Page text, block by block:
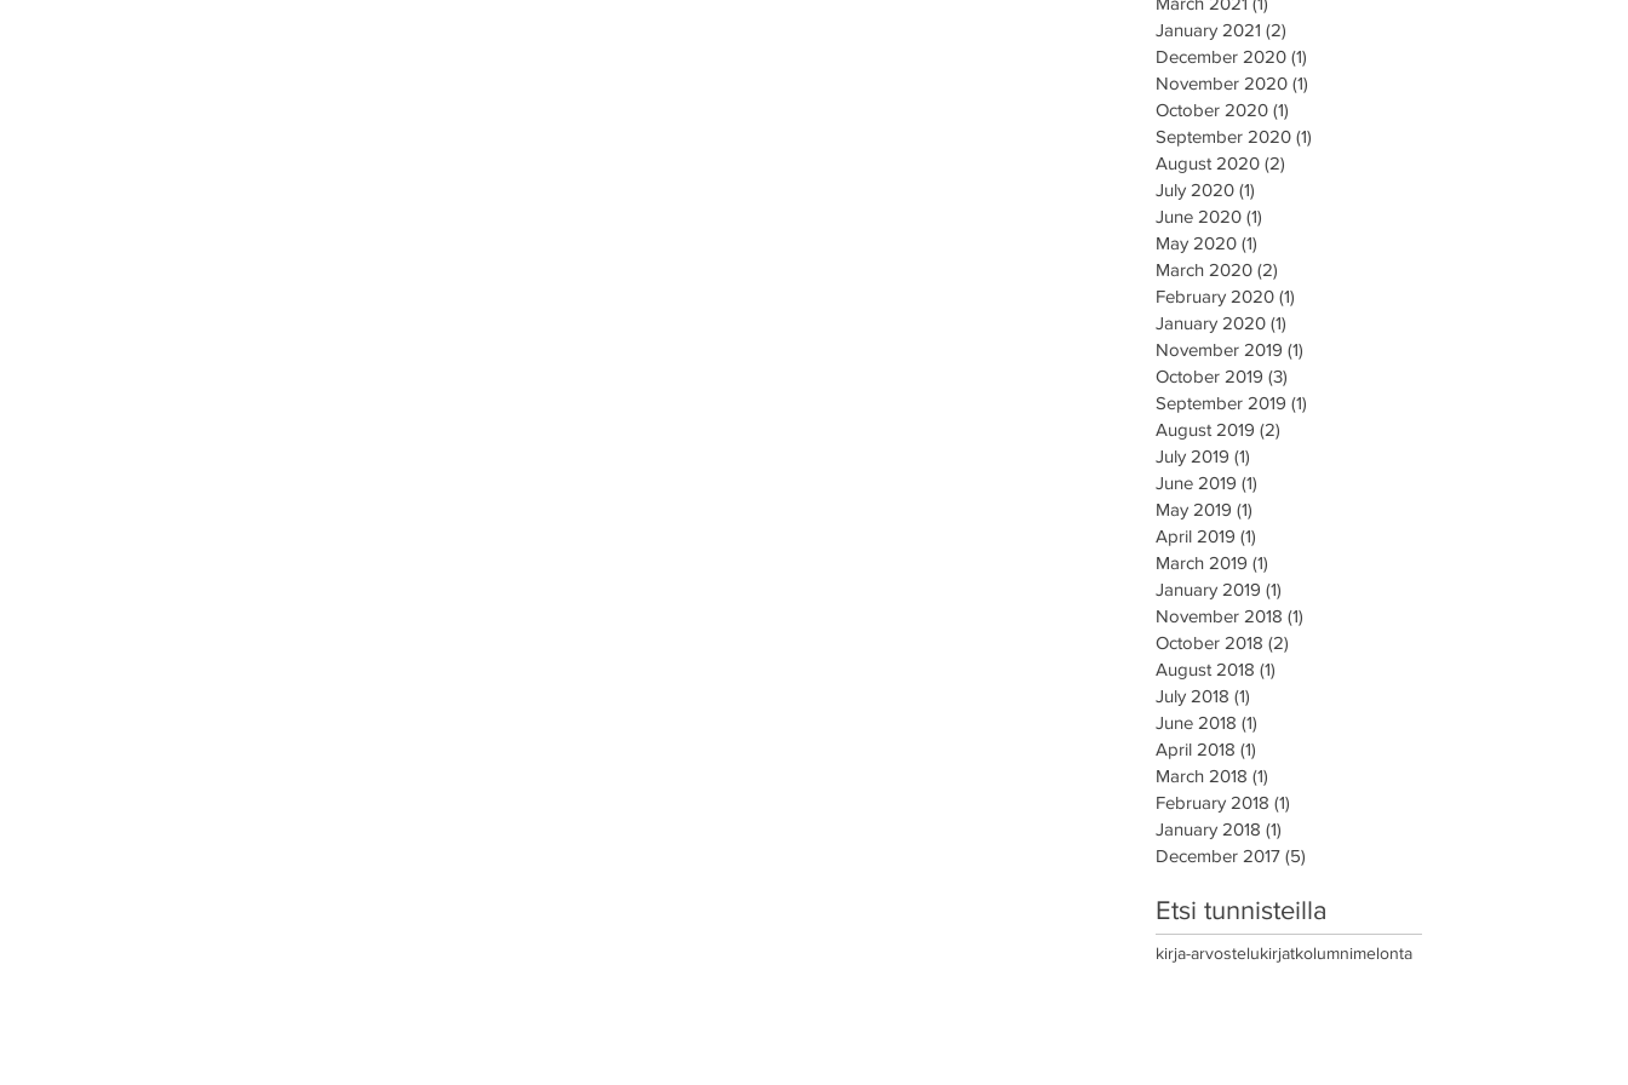
kirja-arvostelukirjatkolumnimelonta
Etsi tunnisteilla
January 2021 (2)
December 2020 (1)
November 2020 (1)
October 2020 (1)
September 2020 (1)
August 2020 (2)
July 2020 (1)
June 2020 (1)
May 2020 (1)
March 2020 (2)
February 2020 (1)
January 2020 (1)
November 2019 (1)
October 2019 (3)
September 2019 (1)
August 2019 (2)
July 2019 (1)
June 2019 (1)
May 2019 (1)
April 2019 (1)
March 2019 (1)
January 2019 (1)
November 2018 (1)
October 2018 (2)
August 2018 (1)
July 2018 (1)
June 2018 (1)
April 2018 (1)
March 2018 (1)
February 2018 (1)
January 2018 (1)
December 2017 (5)